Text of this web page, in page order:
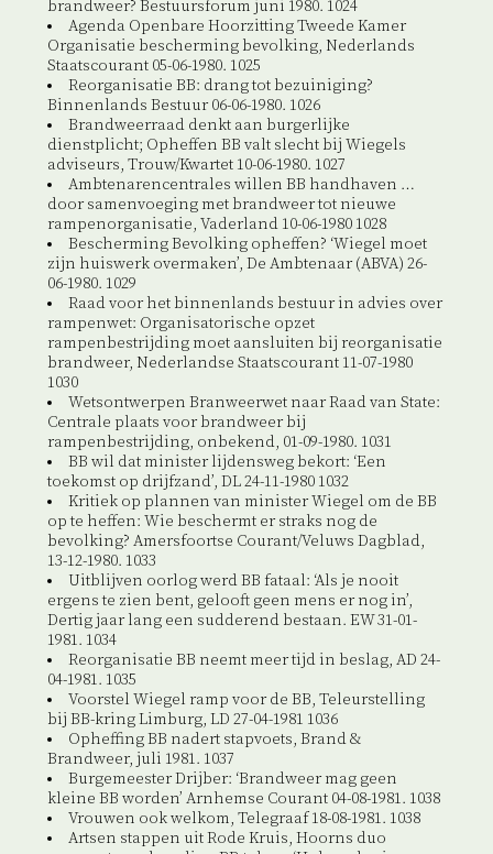
brandweer? Bestuursforum juni 1980. 1024
Agenda Openbare Hoorzitting Tweede Kamer
Organisatie bescherming bevolking, Nederlands
Staatscourant 05-06-1980. 1025
Reorganisatie BB: drang tot bezuiniging?
Binnenlands Bestuur 06-06-1980. 1026
Brandweerraad denkt aan burgerlijke
dienstplicht; Opheffen BB valt slecht bij Wiegels
adviseurs, Trouw/Kwartet 10-06-1980. 1027
Ambtenarencentrales willen BB handhaven …
door samenvoeging met brandweer tot nieuwe
rampenorganisatie, Vaderland 10-06-1980 1028
Bescherming Bevolking opheffen? ‘Wiegel moet
zijn huiswerk overmaken’, De Ambtenaar (ABVA) 26-
06-1980. 1029
Raad voor het binnenlands bestuur in advies over
rampenwet: Organisatorische opzet
rampenbestrijding moet aansluiten bij reorganisatie
brandweer, Nederlandse Staatscourant 11-07-1980
1030
Wetsontwerpen Branweerwet naar Raad van State:
Centrale plaats voor brandweer bij
rampenbestrijding, onbekend, 01-09-1980. 1031
BB wil dat minister lijdensweg bekort: ‘Een
toekomst op drijfzand’, DL 24-11-1980 1032
Kritiek op plannen van minister Wiegel om de BB
op te heffen: Wie beschermt er straks nog de
bevolking? Amersfoortse Courant/Veluws Dagblad,
13-12-1980. 1033
Uitblijven oorlog werd BB fataal: ‘Als je nooit
ergens te zien bent, gelooft geen mens er nog in’,
Dertig jaar lang een sudderend bestaan. EW 31-01-
1981. 1034
Reorganisatie BB neemt meer tijd in beslag, AD 24-
04-1981. 1035
Voorstel Wiegel ramp voor de BB, Teleurstelling
bij BB-kring Limburg, LD 27-04-1981 1036
Opheffing BB nadert stapvoets, Brand &
Brandweer, juli 1981. 1037
Burgemeester Drijber: ‘Brandweer mag geen
kleine BB worden’ Arnhemse Courant 04-08-1981. 1038
Vrouwen ook welkom, Telegraaf 18-08-1981. 1038
Artsen stappen uit Rode Kruis, Hoorns duo